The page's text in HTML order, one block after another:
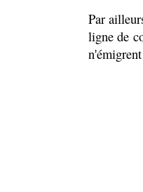
Par
ligne de